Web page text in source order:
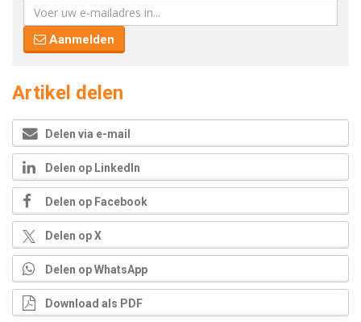
Aanmelden
Artikel delen
Delen via e-mail
Delen op LinkedIn
Delen op Facebook
Delen op X
Delen op WhatsApp
Download als PDF